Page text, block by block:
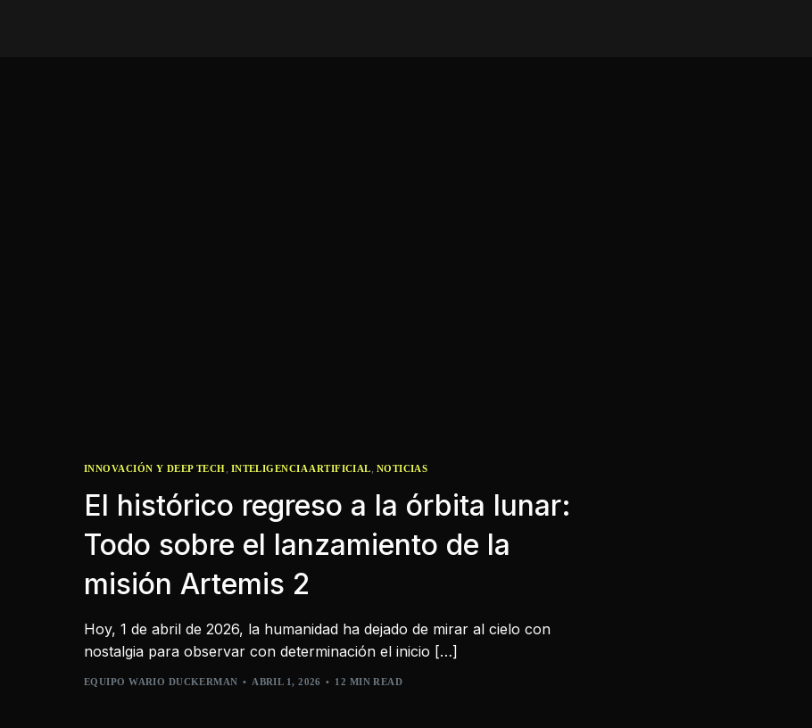
INNOVACIÓN Y DEEP TECH INTELIGENCIA ARTIFICIAL NOTICIAS
El histórico regreso a la órbita lunar:
Todo sobre el lanzamiento de la
misión Artemis 2
Hoy, 1 de abril de 2026, la humanidad ha dejado de mirar al cielo con
nostalgia para observar con determinación el inicio […]
EQUIPO WARIO DUCKERMAN ABRIL 1, 2026 12 MIN READ